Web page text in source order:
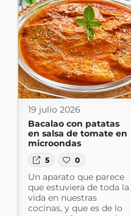
19 julio 2026
Bacalao con patatas
en salsa de tomate en
microondas
5 0
Un aparato que parece
que estuviera de toda la
vida en nuestras
cocinas, y que es de lo